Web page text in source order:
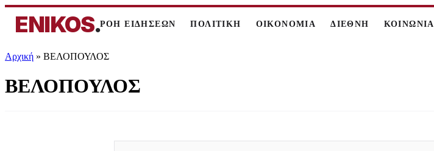
ENIKOS.ΡΟΗ ΕΙΔΗΣΕΩΝ ΠΟΛΙΤΙΚΗ ΟΙΚΟΝΟΜΙΑ ΔΙΕΘΝΗ ΚΟΙΝΩΝΙΑ
Αρχική » ΒΕΛΟΠΟΥΛΟΣ
ΒΕΛΟΠΟΥΛΟΣ